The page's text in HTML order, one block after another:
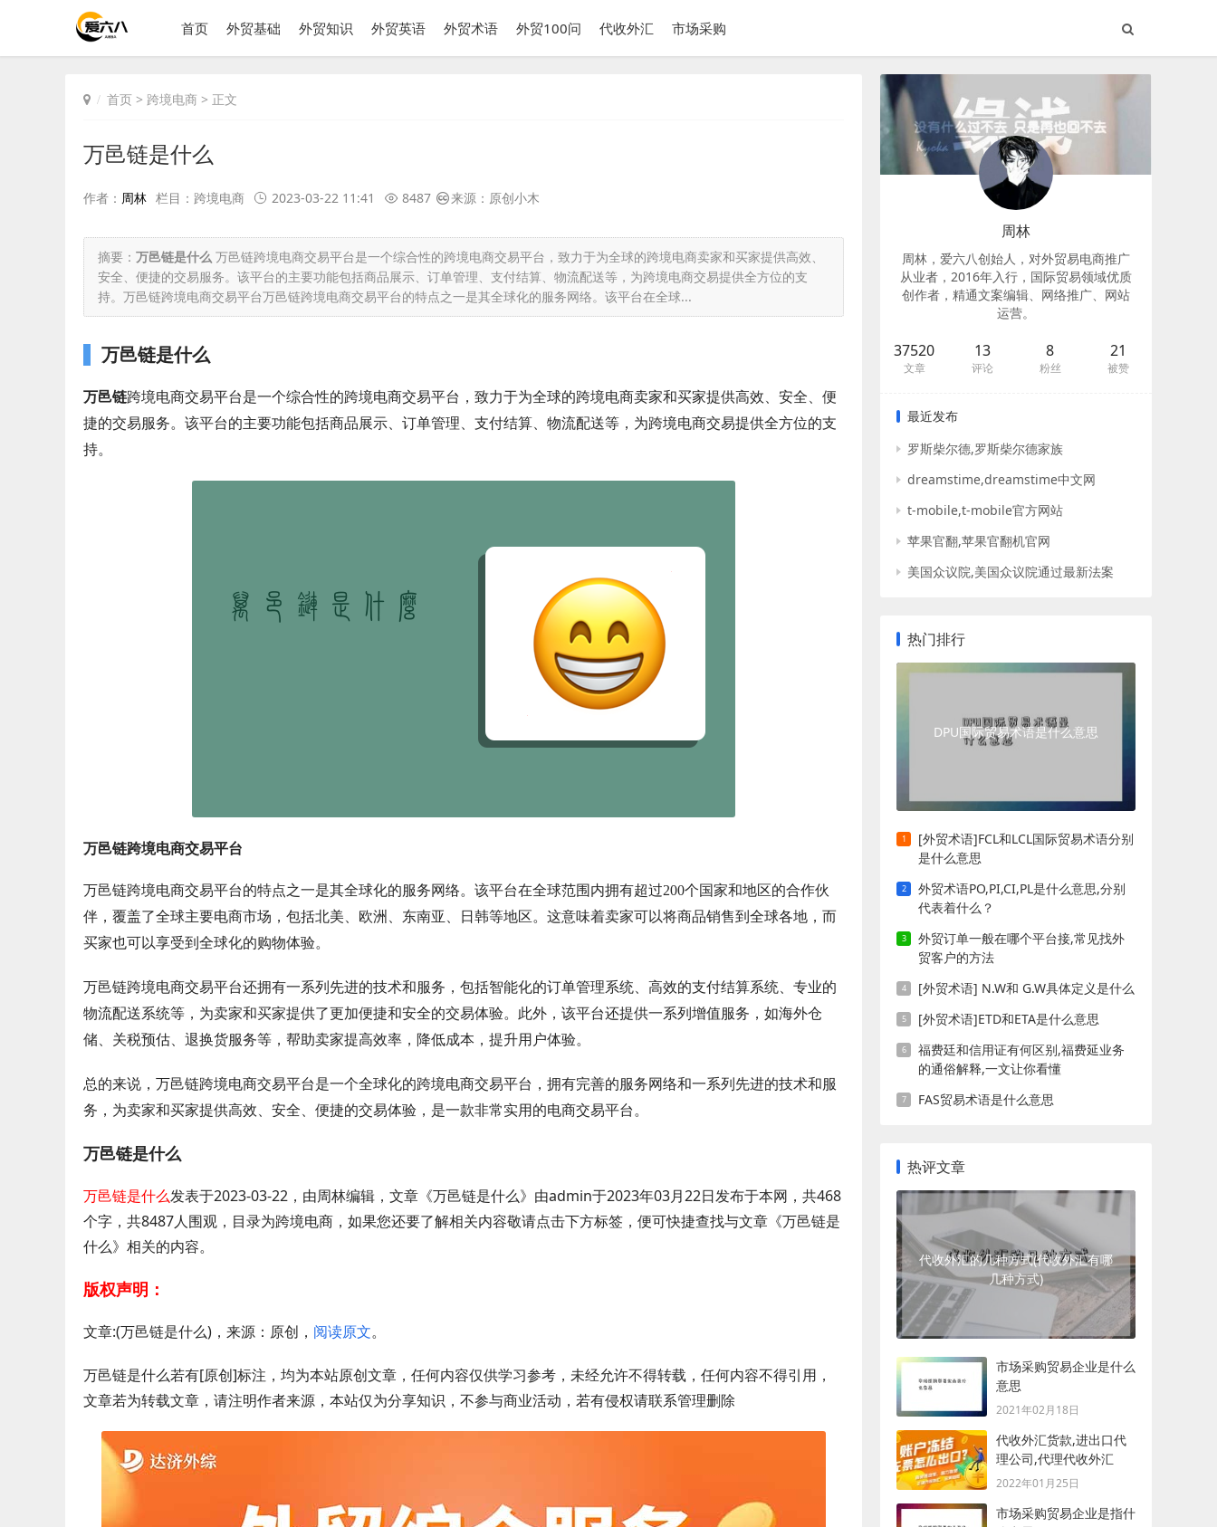
首页 外贸基础 外贸知识 外贸英语 外贸术语 外贸100问 代收外汇 市场采购
首页 > 跨境电商 > 正文
万邑链是什么
作者： 周林 栏目： 跨境电商 2023-03-22 11:41 8487 来源：原创小木
摘要： 万邑链是什么 万邑链跨境电商交易平台是一个综合性的跨境电商交易平台，致力于为全球的跨境电商卖家和买家提供高效、
安全、便捷的交易服务。该平台的主要功能包括商品展示、订单管理、支付结算、物流配送等，为跨境电商交易提供全方位的支
持。万邑链跨境电商交易平台万邑链跨境电商交易平台的特点之一是其全球化的服务网络。该平台在全球...
万邑链是什么
万邑链跨境电商交易平台是一个综合性的跨境电商交易平台，致力于为全球的跨境电商卖家和买家提供高效、安全、便
捷的交易服务。该平台的主要功能包括商品展示、订单管理、支付结算、物流配送等，为跨境电商交易提供全方位的支
持。
万邑链跨境电商交易平台
万邑链跨境电商交易平台的特点之一是其全球化的服务网络。该平台在全球范围内拥有超过200个国家和地区的合作伙
伴，覆盖了全球主要电商市场，包括北美、欧洲、东南亚、日韩等地区。这意味着卖家可以将商品销售到全球各地，而
买家也可以享受到全球化的购物体验。
万邑链跨境电商交易平台还拥有一系列先进的技术和服务，包括智能化的订单管理系统、高效的支付结算系统、专业的
物流配送系统等，为卖家和买家提供了更加便捷和安全的交易体验。此外，该平台还提供一系列增值服务，如海外仓
储、关税预估、退换货服务等，帮助卖家提高效率，降低成本，提升用户体验。
总的来说，万邑链跨境电商交易平台是一个全球化的跨境电商交易平台，拥有完善的服务网络和一系列先进的技术和服
务，为卖家和买家提供高效、安全、便捷的交易体验，是一款非常实用的电商交易平台。
万邑链是什么
万邑链是什么发表于2023-03-22，由周林编辑，文章《万邑链是什么》由admin于2023年03月22日发布于本网，共468
个字，共8487人围观，目录为跨境电商，如果您还要了解相关内容敬请点击下方标签，便可快捷查找与文章《万邑链是
什么》相关的内容。
版权声明：
文章:(万邑链是什么)，来源：原创， 阅读原文。
万邑链是什么若有[原创]标注，均为本站原创文章，任何内容仅供学习参考，未经允许不得转载，任何内容不得引用，
文章若为转载文章，请注明作者来源，本站仅为分享知识，不参与商业活动，若有侵权请联系管理删除
周林
周林，爱六八创始人，对外贸易电商推广
从业者，2016年入行，国际贸易领域优质
创作者，精通文案编辑、网络推广、网站
运营。
37520
文章
13
评论
8
粉丝
21
被赞
最近发布
罗斯柴尔德,罗斯柴尔德家族
dreamstime,dreamstime中文网
t-mobile,t-mobile官方网站
苹果官翻,苹果官翻机官网
美国众议院,美国众议院通过最新法案
热门排行
DPU国际贸易术语是什么意思
[外贸术语]FCL和LCL国际贸易术语分别
是什么意思
外贸术语PO,PI,CI,PL是什么意思,分别
代表着什么？
外贸订单一般在哪个平台接,常见找外
贸客户的方法
[外贸术语] N.W和 G.W具体定义是什么
[外贸术语]ETD和ETA是什么意思
福费廷和信用证有何区别,福费延业务
的通俗解释,一文让你看懂
FAS贸易术语是什么意思
热评文章
代收外汇的几种方式(代收外汇有哪
几种方式)
市场采购贸易企业是什么
意思
2021年02月18日
代收外汇货款,进出口代
理公司,代理代收外汇
2022年01月25日
市场采购贸易企业是指什